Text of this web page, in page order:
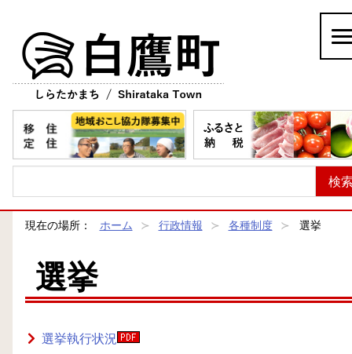
現在の場所： ホーム 行政情報 各種制度 選挙
選挙
選挙執行状況